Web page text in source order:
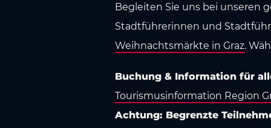
Begleiten Sie uns bei unseren
Stadtführerinnen und
Weihnachtsmärkte in Graz.
Buchung & Information für
Tourismusinformation Region
Achtung: Begrenzte